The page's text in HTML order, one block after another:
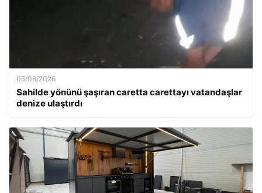
05/08/2026
Sahilde yönünü şaşıran caretta carettayı vatandaşlar
denize ulaştırdı